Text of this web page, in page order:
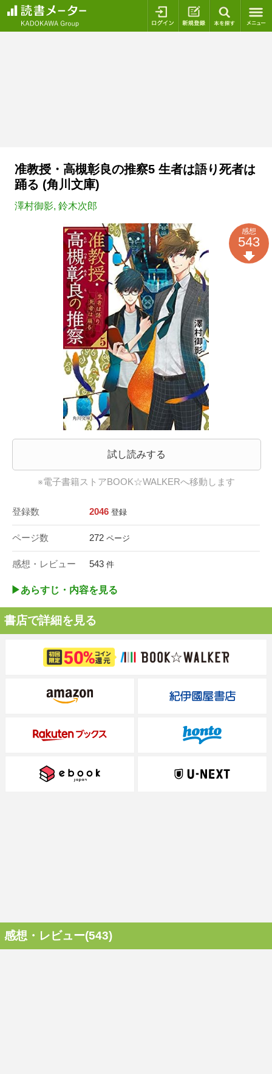
ログイン 新規登録
准教授・高槻彰良の推察5 生者は語り死者は
踊る (角川文庫)
澤村御影, 鈴木次郎
試し読みする
※電子書籍ストアBOOK☆WALKERへ移動します
登録数 2046 登録
ページ数 272 ページ
感想・レビュー 543 件
感想
543
▶︎あらすじ・内容を見る
書店で詳細を見る
感想・レビュー(543)